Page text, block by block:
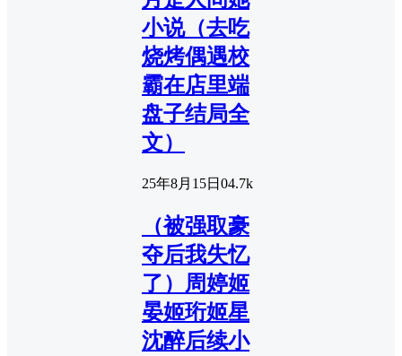
小说（去吃
烧烤偶遇校
霸在店里端
盘子结局全
文）
25年8月15日 04.7k
（被强取豪
夺后我失忆
了）周婷姬
晏姬珩姬星
沈醉后续小